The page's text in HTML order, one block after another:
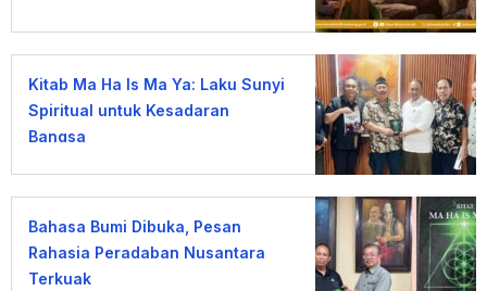
Kitab Ma Ha Is Ma Ya: Laku Sunyi
Spiritual untuk Kesadaran
Bangsa
Bahasa Bumi Dibuka, Pesan
Rahasia Peradaban Nusantara
Terkuak